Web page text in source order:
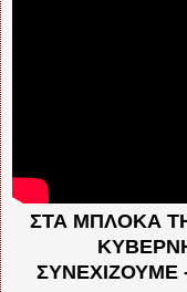
ΣΤΑ ΜΠΛΟΚΑ